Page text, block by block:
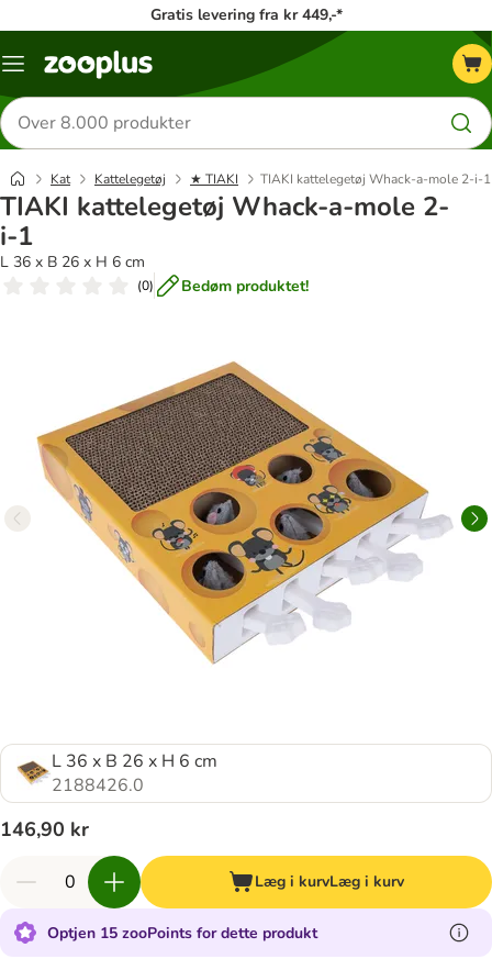
Gratis levering fra kr 449,-*
Menu
Søg
efter
produkter
Kat Kattelegetøj ★ TIAKI TIAKI kattelegetøj Whack-a-mole 2-i-1
TIAKI kattelegetøj Whack-a-mole 2-
i-1
L 36 x B 26 x H 6 cm
(0) Bedøm produktet!
L 36 x B 26 x H 6 cm
2188426.0
146,90 kr
Læg i kurvLæg i kurv
Optjen 15 zooPoints for dette produkt